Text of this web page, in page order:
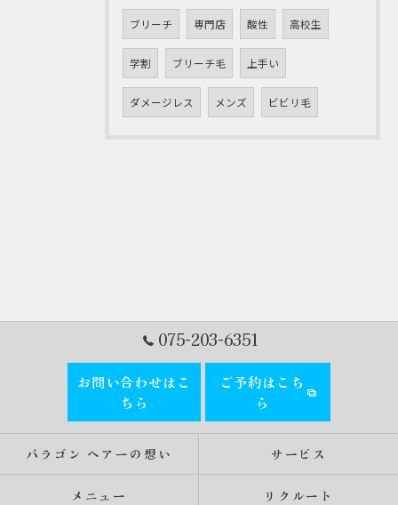
ブリーチ 専門店 酸性 高校生
学割 ブリーチ毛 上手い
ダメージレス メンズ ビビリ毛
075-203-6351
お問い合わせはこ
ちら
ご予約はこち
ら
パラゴン ヘアーの想い サービス
メニュー リクルート